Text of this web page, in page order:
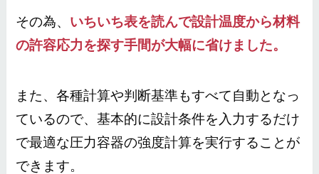
その為、 いちいち表を読んで設計温度から材料
の許容応力を探す手間が大幅に省けました。
また、各種計算や判断基準もすべて自動となっ
ているので、基本的に設計条件を入力するだけ
で最適な圧力容器の強度計算を実行することが
できます。